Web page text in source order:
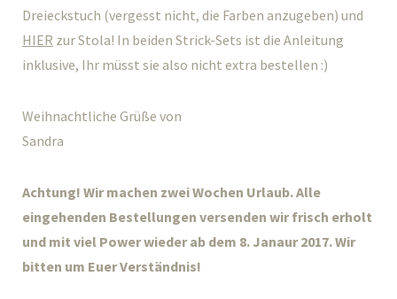
Dreieckstuch (vergesst nicht, die Farben anzugeben) und
HIER zur Stola! In beiden Strick-Sets ist die Anleitung
inklusive, Ihr müsst sie also nicht extra bestellen :)
Weihnachtliche Grüße von
Sandra
Achtung! Wir machen zwei Wochen Urlaub. Alle
eingehenden Bestellungen versenden wir frisch erholt
und mit viel Power wieder ab dem 8. Janaur 2017. Wir
bitten um Euer Verständnis!